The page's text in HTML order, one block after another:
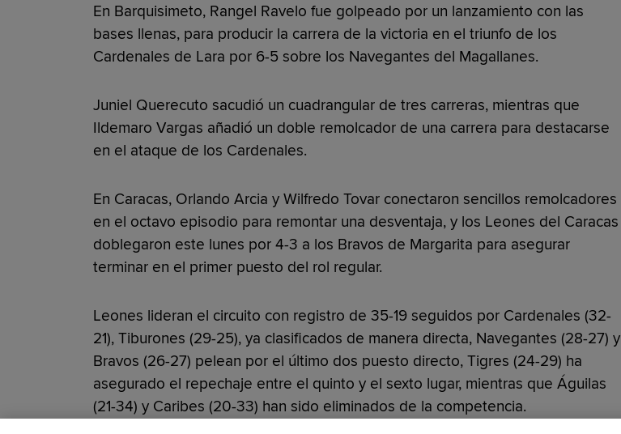
En Barquisimeto, Rangel Ravelo fue golpeado por un lanzamiento con las
bases llenas, para producir la carrera de la victoria en el triunfo de los
Cardenales de Lara por 6-5 sobre los Navegantes del Magallanes.
Juniel Querecuto sacudió un cuadrangular de tres carreras, mientras que
Ildemaro Vargas añadió un doble remolcador de una carrera para destacarse
en el ataque de los Cardenales.
En Caracas, Orlando Arcia y Wilfredo Tovar conectaron sencillos remolcadores
en el octavo episodio para remontar una desventaja, y los Leones del Caracas
doblegaron este lunes por 4-3 a los Bravos de Margarita para asegurar
terminar en el primer puesto del rol regular.
Leones lideran el circuito con registro de 35-19 seguidos por Cardenales (32-
21), Tiburones (29-25), ya clasificados de manera directa, Navegantes (28-27) y
Bravos (26-27) pelean por el último dos puesto directo, Tigres (24-29) ha
asegurado el repechaje entre el quinto y el sexto lugar, mientras que Águilas
(21-34) y Caribes (20-33) han sido eliminados de la competencia.